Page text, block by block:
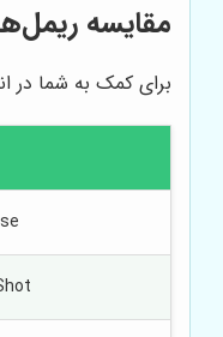
مقایسه
برای کمک به شما در